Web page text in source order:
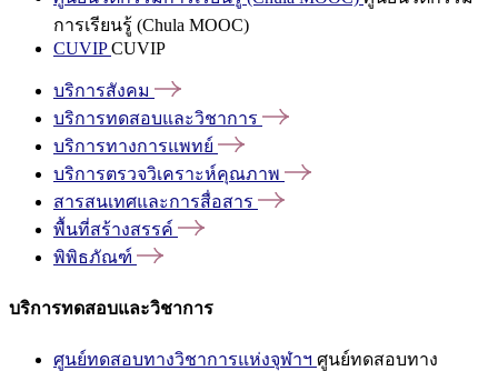
การเรียนรู้ (Chula MOOC)
CUVIPCUVIP
บริการสังคม
บริการทดสอบและวิชาการ
บริการทางการแพทย์
บริการตรวจวิเคราะห์คุณภาพ
สารสนเทศและการสื่อสาร
พื้นที่สร้างสรรค์
พิพิธภัณฑ์
บริการทดสอบและวิชาการ
ศูนย์ทดสอบทางวิชาการแห่งจุฬาฯ ศูนย์ทดสอบทาง